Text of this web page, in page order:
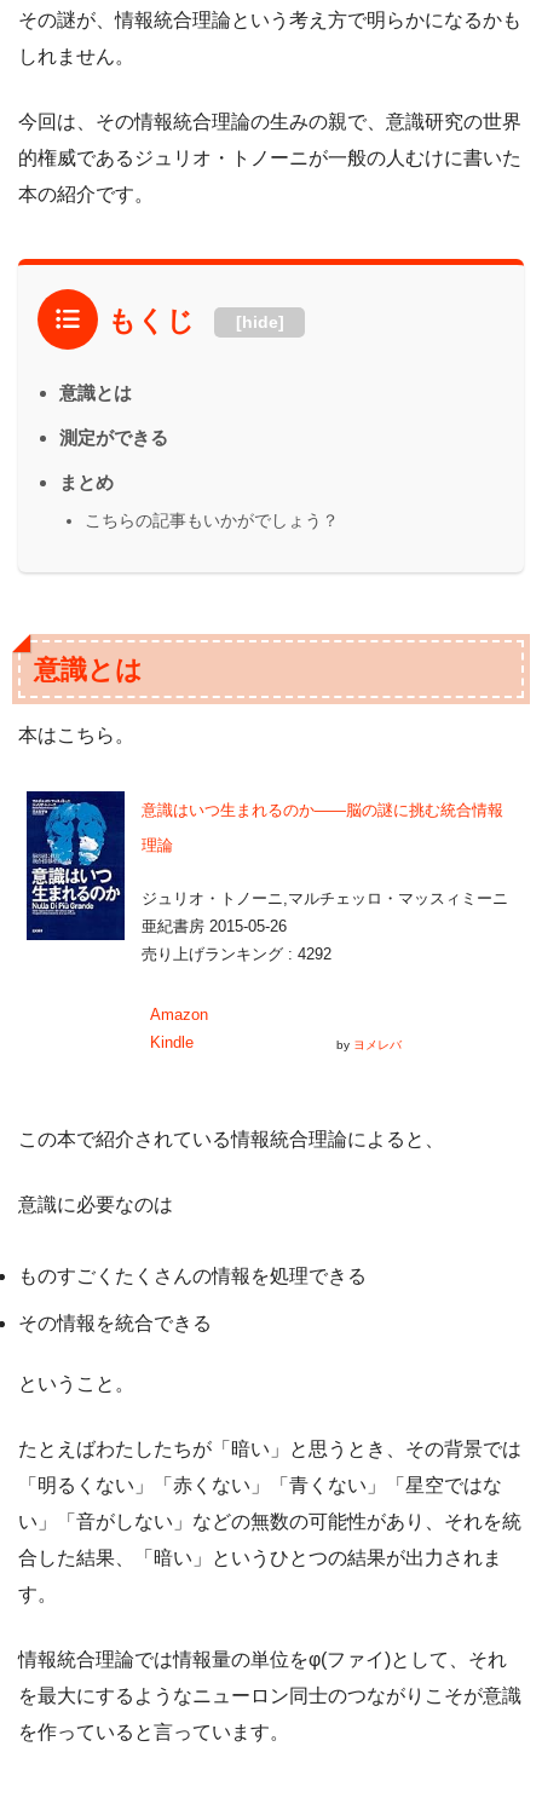
その謎が、情報統合理論という考え方で明らかになるかも
しれません。
今回は、その情報統合理論の生みの親で、意識研究の世界
的権威であるジュリオ・トノーニが一般の人むけに書いた
本の紹介です。
もくじ [hide]
意識とは
測定ができる
まとめ
こちらの記事もいかがでしょう？
意識とは
本はこちら。
意識はいつ生まれるのか――脳の謎に挑む統合情報
理論
ジュリオ・トノーニ,マルチェッロ・マッスィミーニ
亜紀書房 2015-05-26
売り上げランキング : 4292
Amazon
Kindle
by ヨメレバ
この本で紹介されている情報統合理論によると、
意識に必要なのは
ものすごくたくさんの情報を処理できる
その情報を統合できる
ということ。
たとえばわたしたちが「暗い」と思うとき、その背景では
「明るくない」「赤くない」「青くない」「星空ではな
い」「音がしない」などの無数の可能性があり、それを統
合した結果、「暗い」というひとつの結果が出力されま
す。
情報統合理論では情報量の単位をφ(ファイ)として、それ
を最大にするようなニューロン同士のつながりこそが意識
を作っていると言っています。